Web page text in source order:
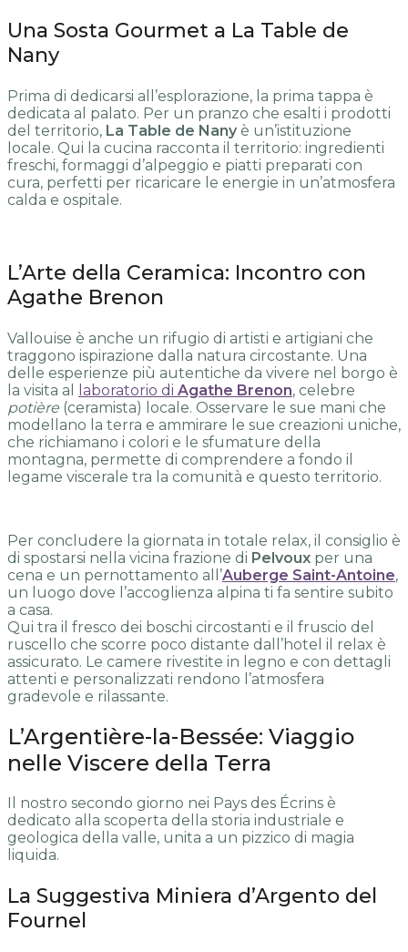
Una Sosta Gourmet a La Table de
Nany
Prima di dedicarsi all’esplorazione, la prima tappa è
dedicata al palato. Per un pranzo che esalti i prodotti
del territorio, La Table de Nany è un’istituzione
locale. Qui la cucina racconta il territorio: ingredienti
freschi, formaggi d’alpeggio e piatti preparati con
cura, perfetti per ricaricare le energie in un’atmosfera
calda e ospitale.
L’Arte della Ceramica: Incontro con
Agathe Brenon
Vallouise è anche un rifugio di artisti e artigiani che
traggono ispirazione dalla natura circostante. Una
delle esperienze più autentiche da vivere nel borgo è
la visita al
laboratorio di Agathe Brenon, celebre
potière (ceramista) locale. Osservare le sue mani che
modellano la terra e ammirare le sue creazioni uniche,
che richiamano i colori e le sfumature della
montagna, permette di comprendere a fondo il
legame viscerale tra la comunità e questo territorio.
Per concludere la giornata in totale relax, il consiglio è
di spostarsi nella vicina frazione di Pelvoux per una
cena e un pernottamento all’Auberge Saint-Antoine,
un luogo dove l’accoglienza alpina ti fa sentire subito
a casa.
Qui tra il fresco dei boschi circostanti e il fruscio del
ruscello che scorre poco distante dall’hotel il relax è
assicurato. Le camere rivestite in legno e con dettagli
attenti e personalizzati rendono l’atmosfera
gradevole e rilassante.
L’Argentière-la-Bessée: Viaggio
nelle Viscere della Terra
Il nostro secondo giorno nei Pays des Écrins è
dedicato alla scoperta della storia industriale e
geologica della valle, unita a un pizzico di magia
liquida.
La Suggestiva Miniera d’Argento del
Fournel